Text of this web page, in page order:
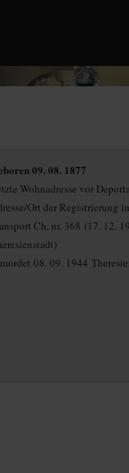
09. 08. 1877
Wohnadresse vor
Ort der Registrierung
Ch, nr. 368 (17. 12.
08. 09. 1944